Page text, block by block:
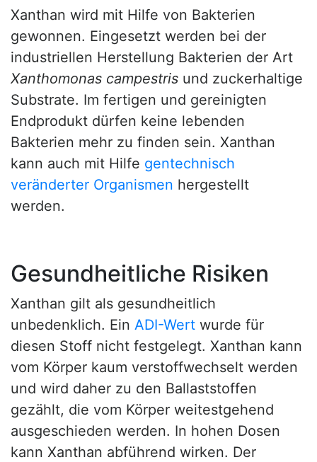
Xanthan wird mit Hilfe von Bakterien
gewonnen. Eingesetzt werden bei der
industriellen Herstellung Bakterien der Art
Xanthomonas campestris und zuckerhaltige
Substrate. Im fertigen und gereinigten
Endprodukt dürfen keine lebenden
Bakterien mehr zu finden sein. Xanthan
kann auch mit Hilfe gentechnisch
veränderter Organismen hergestellt
werden.
Gesundheitliche Risiken
Xanthan gilt als gesundheitlich
unbedenklich. Ein ADI-Wert wurde für
diesen Stoff nicht festgelegt. Xanthan kann
vom Körper kaum verstoffwechselt werden
und wird daher zu den Ballaststoffen
gezählt, die vom Körper weitestgehend
ausgeschieden werden. In hohen Dosen
kann Xanthan abführend wirken. Der